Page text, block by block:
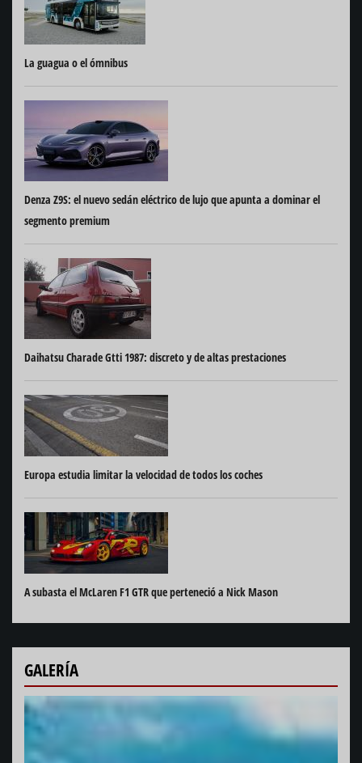
La guagua o el ómnibus
Denza Z9S: el nuevo sedán eléctrico de lujo que apunta a dominar el
segmento premium
Daihatsu Charade Gtti 1987: discreto y de altas prestaciones
Europa estudia limitar la velocidad de todos los coches
A subasta el McLaren F1 GTR que perteneció a Nick Mason
GALERÍA